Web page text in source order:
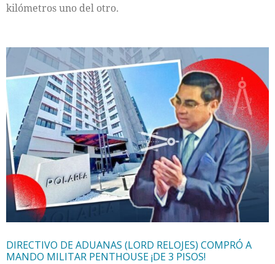
kilómetros uno del otro.
DIRECTIVO DE ADUANAS (LORD RELOJES) COMPRÓ A
MANDO MILITAR PENTHOUSE ¡DE 3 PISOS!